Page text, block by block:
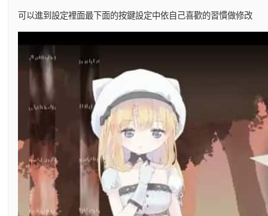
可以進到設定裡面最下面的按鍵設定中依自己喜歡的習慣做修改